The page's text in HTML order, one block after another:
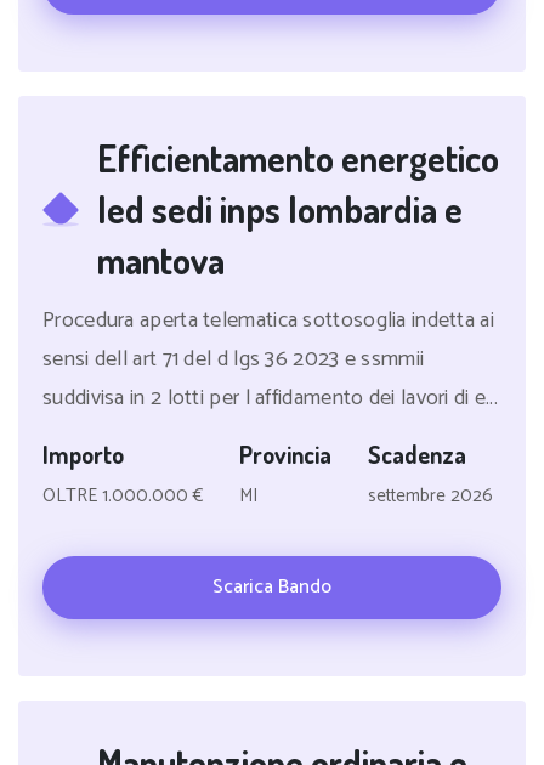
Efficientamento energetico
led sedi inps lombardia e
mantova
Procedura aperta telematica sottosoglia indetta ai
sensi dell art 71 del d lgs 36 2023 e ssmmii
suddivisa in 2 lotti per l affidamento dei lavori di e...
Importo
OLTRE 1.000.000 €
Provincia
MI
Scadenza
settembre 2026
Scarica Bando